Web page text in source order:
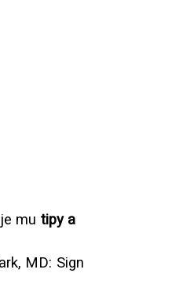
mu tipy a
MD: Sign